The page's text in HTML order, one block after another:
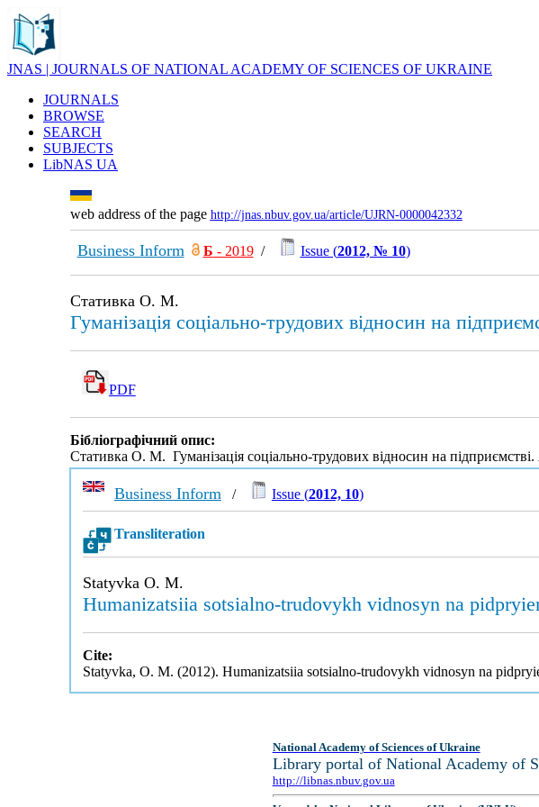
JNAS | JOURNALS OF NATIONAL ACADEMY OF SCIENCES OF UKRAINE
JOURNALS
BROWSE
SEARCH
SUBJECTS
LibNAS UA
web address of the page http://jnas.nbuv.gov.ua/article/UJRN-0000042332
Business Inform Б - 2019/ Issue (2012, № 10)
Стативка О. М.
Гуманізація соціально-трудових відносин на
PDF
Бібліографічний опис:
Стативка О. М. Гуманізація соціально-трудових відносин на підприємстві.
Business Inform / Issue (2012, 10)
Transliteration
Statyvka O. M.
Humanizatsiia sotsialno-trudovykh vidnosyn na
Cite:
Statyvka, O. M. (2012). Humanizatsiia sotsialno-trudovykh vidnosyn na
National Academy of Sciences of Ukraine
Library portal of National Academy of
http://libnas.nbuv.gov.ua